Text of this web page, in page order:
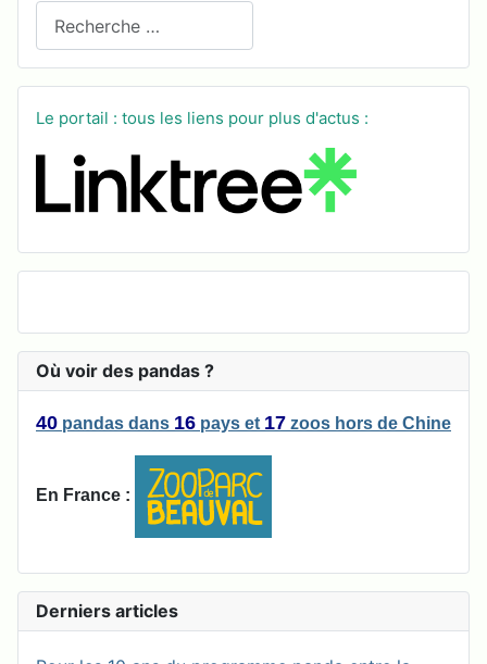
Le portail : tous les liens pour plus d'actus :
Où voir des pandas ?
40 pandas dans 16 pays et 17 zoos hors de Chine
En France :
Derniers articles